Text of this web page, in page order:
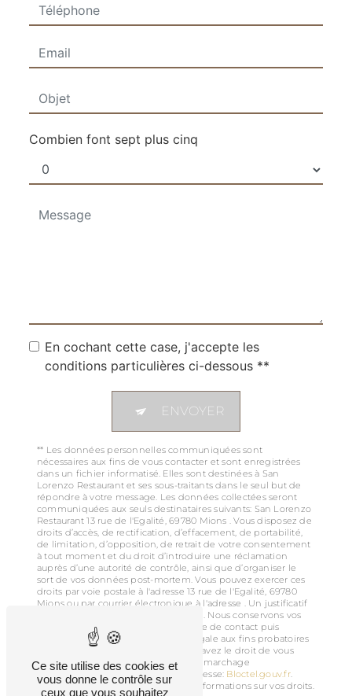
Combien font sept plus cinq
En cochant cette case, j'accepte les
conditions particulières ci-dessous **
ENVOYER
** Les données personnelles communiquées sont
nécessaires aux fins de vous contacter et sont enregistrées
dans un fichier informatisé. Elles sont destinées à San
Lorenzo Restaurant et ses sous-traitants dans le seul but de
répondre à votre message. Les données collectées seront
communiquées aux seuls destinataires suivants: San Lorenzo
Restaurant 13 rue de l'Egalité, 69780 Mions . Vous disposez de
droits d’accès, de rectification, d’effacement, de portabilité,
de limitation, d’opposition, de retrait de votre consentement
à tout moment et du droit d’introduire une réclamation
auprès d’une autorité de contrôle, ainsi que d’organiser le
sort de vos données post-mortem. Vous pouvez exercer ces
droits par voie postale à l'adresse 13 rue de l'Egalité, 69780
Mions ou par courrier électronique à l'adresse . Un justificatif
d'identité pourra vous être demandé. Nous conservons vos
données pendant la période de prise de contact puis
pendant la durée de prescription légale aux fins probatoires
et de gestion des contentieux. Vous avez le droit de vous
inscrire sur la liste d'opposition au démarchage
téléphonique, disponible à cette adresse:
Bloctel.gouv.fr.
Consultez le site cnil.fr pour plus d’informations sur vos droits.
Ce site utilise des cookies et
vous donne le contrôle sur
ceux que vous souhaitez